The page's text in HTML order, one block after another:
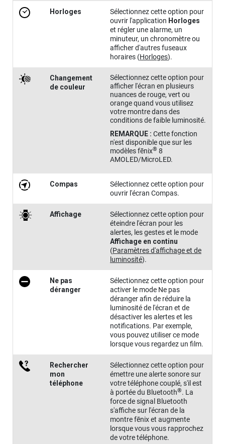
Horloges
Sélectionnez cette option pour
ouvrir l'application Horloges
et régler une alarme, un
minuteur, un chronomètre ou
afficher d'autres fuseaux
horaires (Horloges).
Changement
de couleur
Sélectionnez cette option pour
afficher l'écran en plusieurs
nuances de rouge, vert ou
orange quand vous utilisez
votre montre dans des
conditions de faible luminosité.
REMARQUE : Cette fonction
n'est disponible que sur les
modèlesfēnix® 8
AMOLED/MicroLED.
Compas
Sélectionnez cette option pour
ouvrir l'écran Compas.
Affichage
Sélectionnez cette option pour
éteindre l'écran pour les
alertes, les gestes et le mode
Affichage en continu
(Paramètres d'affichage et de
luminosité).
Ne pas
déranger
Sélectionnez cette option pour
activer le mode Ne pas
déranger afin de réduire la
luminosité de l'écran et de
désactiver les alertes et les
notifications. Par exemple,
vous pouvez utiliser ce mode
lorsque vous regardez un film.
Rechercher
m⁠on
téléphone
Sélectionnez cette option pour
émettre une alerte sonore sur
votre téléphone couplé, s'il est
à portée du Bluetooth®. La
force de signal Bluetooth
s'affiche sur l'écran de la
montrefēnixet augmente
lorsque vous vous rapprochez
de votre téléphone.